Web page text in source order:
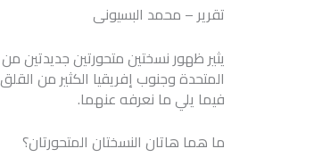
تقرير – محمد البسيونى
المتحدة وجنوب إفريقيا الكثير من
فيما يلي ما نعرفه عنهما.
ما هما هاتان النسختان المتحورتان؟